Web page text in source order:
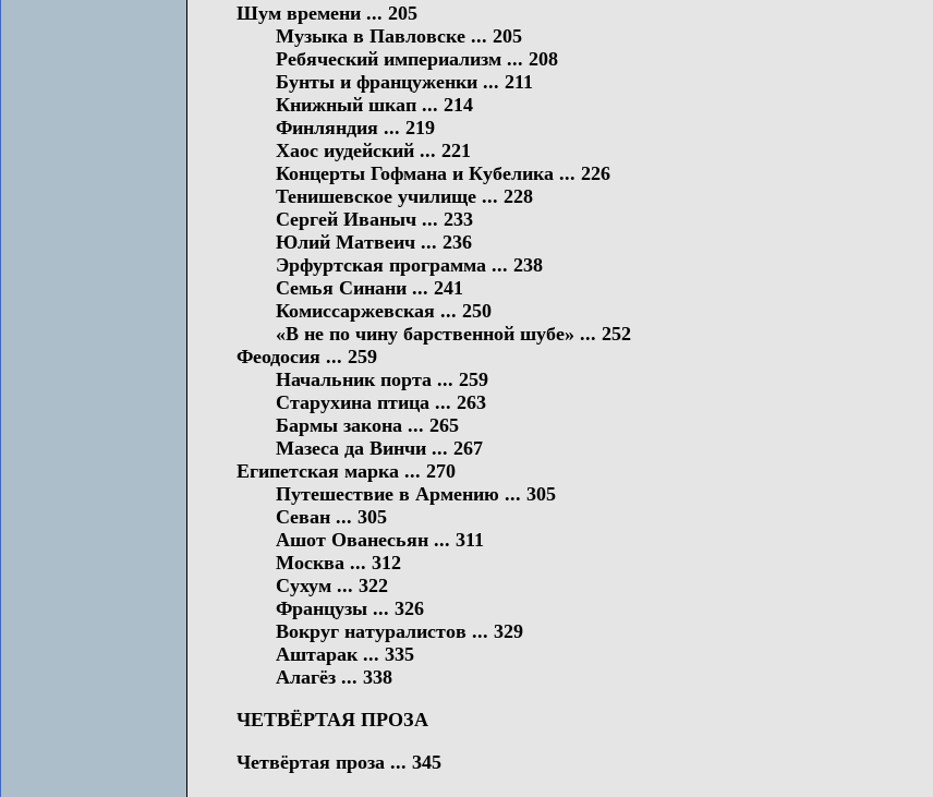
Шум времени ... 205
Музыка в Павловске ... 205
Ребяческий империализм ... 208
Бунты и француженки ... 211
Книжный шкап ... 214
Финляндия ... 219
Хаос иудейский ... 221
Концерты Гофмана и Кубелика ... 226
Тенишевское училище ... 228
Сергей Иваныч ... 233
Юлий Матвеич ... 236
Эрфуртская программа ... 238
Семья Синани ... 241
Комиссаржевская ... 250
«В не по чину барственной шубе» ... 252
Феодосия ... 259
Начальник порта ... 259
Старухина птица ... 263
Бармы закона ... 265
Мазеса да Винчи ... 267
Египетская марка ... 270
Путешествие в Армению ... 305
Севан ... 305
Ашот Ованесьян ... 311
Москва ... 312
Сухум ... 322
Французы ... 326
Вокруг натуралистов ... 329
Аштарак ... 335
Алагёз ... 338
ЧЕТВЁРТАЯ ПРОЗА
Четвёртая проза ... 345